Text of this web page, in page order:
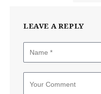
LEAVE A REPLY